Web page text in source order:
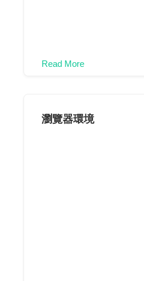
Read More
瀏覽器環境